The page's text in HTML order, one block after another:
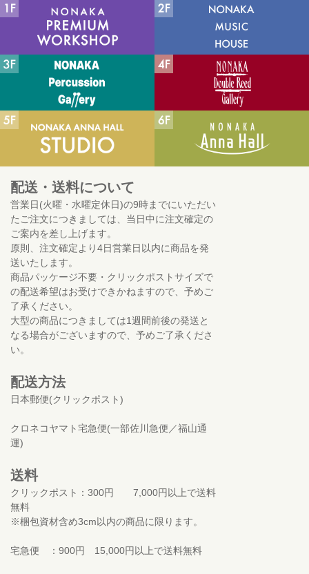
配送・送料について
営業日(火曜・水曜定休日)の9時までにいただい
たご注文につきましては、当日中に注文確定の
ご案内を差し上げます。
原則、注文確定より4日営業日以内に商品を発
送いたします。
商品パッケージ不要・クリックポストサイズで
の配送希望はお受けできかねますので、予めご
了承ください。
大型の商品につきましては1週間前後の発送と
なる場合がございますので、予めご了承くださ
い。
配送方法
日本郵便(クリックポスト)
クロネコヤマト宅急便(一部佐川急便／福山通
運)
送料
クリックポスト：300円 7,000円以上で送料
無料
※梱包資材含め3cm以内の商品に限ります。
宅急便 ：900円 15,000円以上で送料無料